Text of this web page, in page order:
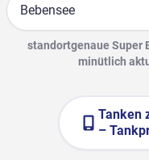
Suche
standortgenaue Super
minütlich
Tanken
–